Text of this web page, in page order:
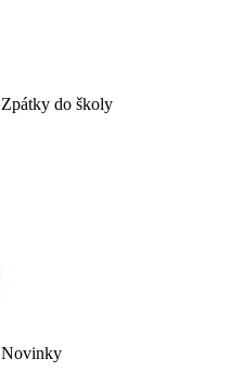
Zpátky do školy
Novinky